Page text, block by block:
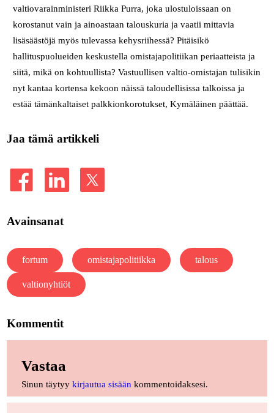
valtiovarainministeri Riikka Purra, joka ulostuloissaan on
korostanut vain ja ainoastaan talouskuria ja vaatii mittavia
lisäsäästöjä myös tulevassa kehysriihessä? Pitäisikö
hallituspuolueiden keskustella omistajapolitiikan periaatteista ja
siitä, mikä on kohtuullista? Vastuullisen valtio-omistajan tulisikin
nyt kantaa kortensa kekoon näissä taloudellisissa talkoissa ja
estää tämänkaltaiset palkkionkorotukset, Kymäläinen päättää.
Jaa tämä artikkeli
Avainsanat
fortum omistajapolitiikka talous
valtionyhtiöt
Kommentit
Vastaa
Sinun täytyy kirjautua sisään kommentoidaksesi.